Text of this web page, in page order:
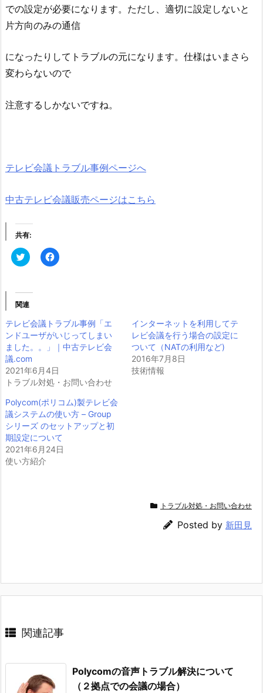
での設定が必要になります。ただし、適切に設定しないと
片方向のみの通信
になったりしてトラブルの元になります。仕様はいまさら
変わらないので
注意するしかないですね。
テレビ会議トラブル事例ページへ
中古テレビ会議販売ページはこちら
共有:
ク
リ
て
T
w
t
t
e
r
で
共
有
(新
し
ウ
ィ
ン
ド
ウ
で
開
き
ま
F
a
共
有
す
る
に
ク
リ
ッ
し
て
く
だ
さ
い
(新
し
関連
テレビ会議トラブル事例「エ
ンドユーザがいじってしまい
ました。。」｜中古テレビ会
議.com
2021年6月4日
トラブル対処・お問い合わせ
インターネットを利用してテ
レビ会議を行う場合の設定に
ついて（NATの利用など)
2016年7月8日
技術情報
Polycom(ポリコム)製テレビ会
議システムの使い方 – Group
シリーズ のセットアップと初
期設定について
2021年6月24日
使い方紹介
トラブル対処・お問い合わせ
Posted by 新田見
関連記事
Polycomの音声トラブル解決について
（２拠点での会議の場合）